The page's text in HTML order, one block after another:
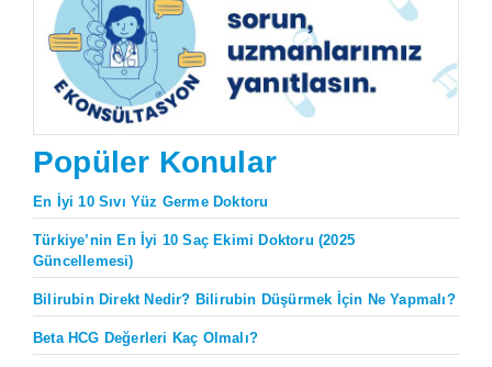
Popüler Konular
En İyi 10 Sıvı Yüz Germe Doktoru
Türkiye’nin En İyi 10 Saç Ekimi Doktoru (2025
Güncellemesi)
Bilirubin Direkt Nedir? Bilirubin Düşürmek İçin Ne Yapmalı?
Beta HCG Değerleri Kaç Olmalı?